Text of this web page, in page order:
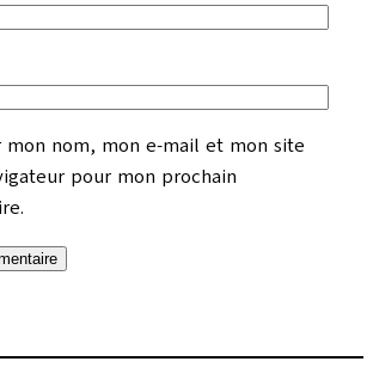
mon nom, mon e-mail et mon site
pour mon prochain